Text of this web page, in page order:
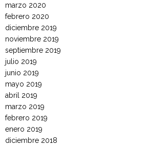
marzo 2020
febrero 2020
diciembre 2019
noviembre 2019
septiembre 2019
julio 2019
junio 2019
mayo 2019
abril 2019
marzo 2019
febrero 2019
enero 2019
diciembre 2018